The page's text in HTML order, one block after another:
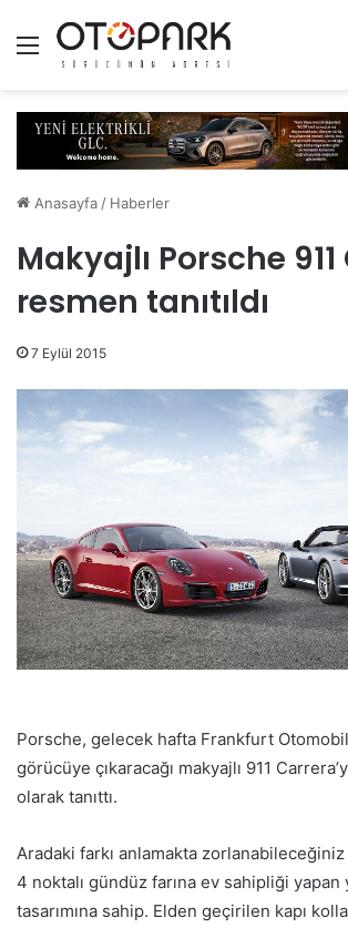
Menü
Anasayfa / Haberler
Makyajlı Porsche
resmen tanıtıldı
7 Eylül 2015
Porsche, gelecek hafta Frankfurt Otomobil
görücüye çıkaracağı makyajlı 911
olarak tanıttı.
Aradaki farkı anlamakta zorlanabileceğiniz
4 noktalı gündüz farına ev sahipliği
tasarımına sahip. Elden geçirilen kapı